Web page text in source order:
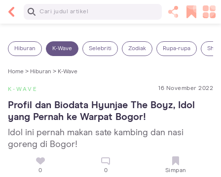
Baca Selanjutnya
Hiburan K-Wave Selebriti Zodiak Rupa-rupa
Home > Hiburan > K-Wave
K-WAVE 16 November 2022
Profil dan Biodata Hyunjae The Boyz, Idol
yang Pernah ke Warpat Bogor!
Idol ini pernah makan sate kambing dan nasi
goreng di Bogor!
0 0 Simpan